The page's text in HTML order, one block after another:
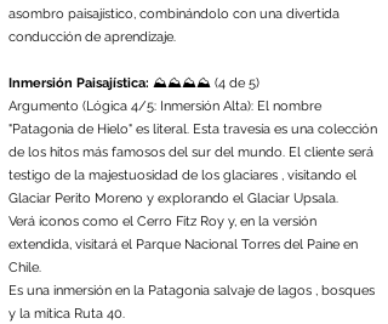
asombro paisajístico, combinándolo con una divertida
conducción de aprendizaje.
Inmersión Paisajística: ⛰️⛰️⛰️⛰️ (4 de 5)
​Argumento (Lógica 4/5: Inmersión Alta): El nombre
"Patagonia de Hielo" es literal. Esta travesía es una colección
de los hitos más famosos del sur del mundo. El cliente será
testigo de la majestuosidad de los glaciares , visitando el
Glaciar Perito Moreno y explorando el Glaciar Upsala.
Verá íconos como el Cerro Fitz Roy y, en la versión
extendida, visitará el Parque Nacional Torres del Paine en
Chile.
Es una inmersión en la Patagonia salvaje de lagos , bosques
y la mítica Ruta 40.